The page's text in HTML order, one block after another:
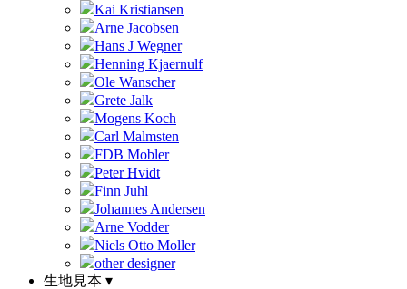
Kai Kristiansen
Arne Jacobsen
Hans J Wegner
Henning Kjaernulf
Ole Wanscher
Grete Jalk
Mogens Koch
Carl Malmsten
FDB Mobler
Peter Hvidt
Finn Juhl
Johannes Andersen
Arne Vodder
Niels Otto Moller
other designer
生地見本 ▾